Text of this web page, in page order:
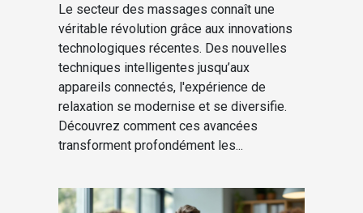
Le secteur des massages connaît une
véritable révolution grâce aux innovations
technologiques récentes. Des nouvelles
techniques intelligentes jusqu’aux
appareils connectés, l'expérience de
relaxation se modernise et se diversifie.
Découvrez comment ces avancées
transforment profondément les...